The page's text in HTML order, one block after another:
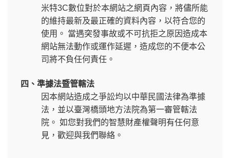
米特3C數位對於本網站之網頁內容，將儘所能
的維持最新及最正確的資料內容，以符合您的
使用。 當遇突發事故或不可抗拒之原因造成本
網站無法動作或運作延遲，造成您的不便本公
司將不負任何責任。
四、準據法暨管轄法
因本網站造成之爭訟均以中華民國法律為準據
法，並以臺灣橋頭地方法院為第一審管轄法
院。 如您對我們的智慧財產權聲明有任何意
見，歡迎與我們聯絡。